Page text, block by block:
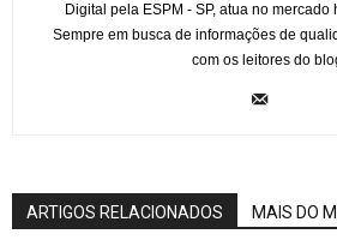
Digital pela ESPM - SP, atua no mercado
Sempre em busca de informações de
com os leitores do
ARTIGOS RELACIONADOS MAIS DO